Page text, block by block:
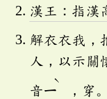
漢王：指漢
解衣衣我，
人，以示關
音ㄧ
ˋ
，穿